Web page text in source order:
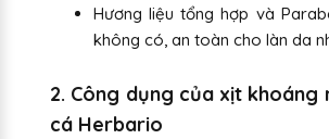
Hương liệu tổng hợp và
không có, an toàn cho làn da
2. Công dụng của xịt khoáng
cá Herbario